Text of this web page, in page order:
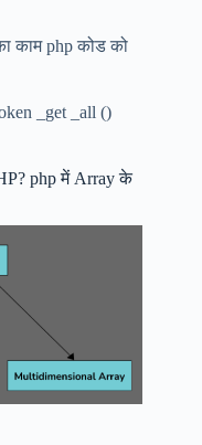
काम php कोड को
_get _all ()
php में Array के